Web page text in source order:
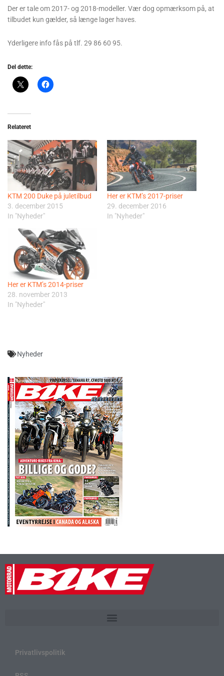
Der er tale om 2017- og 2018-modeller. Vær dog opmærksom på, at
tilbudet kun gælder, så længe lager haves.
Yderligere info fås på tlf. 29 86 60 95.
Del dette:
Relateret
KTM 200 Duke på juletilbud
3. december 2015
In "Nyheder"
Her er KTM’s 2017-priser
29. december 2016
In "Nyheder"
Her er KTM’s 2014-priser
28. november 2013
In "Nyheder"
Nyheder
Privatlivspolitik